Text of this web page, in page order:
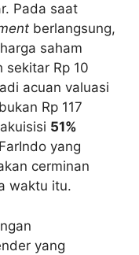
Pada saat
berlangsung,
saham
sekitar Rp 10
acuan valuasi
Rp 117
51%
yang
cerminan
waktu itu.
yang